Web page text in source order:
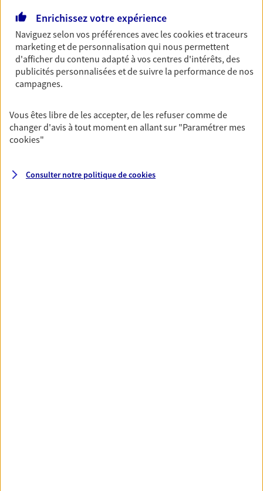
Retraite
Préparez sereinement ce nouveau chapitre de
votre vie avec les conseils d'un expert. Découvrez
notre solution PER (Plan Epargne Retraite)
spécialement conçue pour la retraite.
Prévoyance
d'accident ou de maladie en optant pour les
Enrichissez votre expérience
Naviguez selon vos préférences avec lescookies et traceurs
marketing et de personnalisation qui nous permettent
d'afficher du contenu adapté à vos centres d'intérêts, des
publicités personnalisées et de suivre la performance de nos
campagnes.
Vous êtes libre de les accepter, de les refuser comme de
changer d'avis à tout moment en allant sur "Paramétrer mes
cookies"
Consulter notre politique decookies